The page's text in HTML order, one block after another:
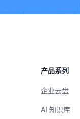
产品系列
企业云盘
AI 知识库